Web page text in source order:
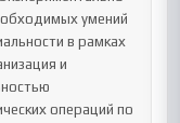
умений
в рамках
и
операций по